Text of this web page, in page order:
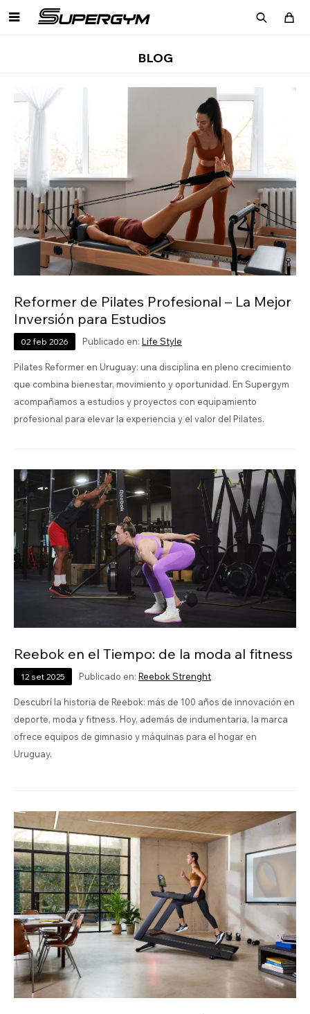

BLOG
Reformer de Pilates Profesional – La Mejor
Inversión para Estudios
02 feb 2026 Publicado en: Life Style
Pilates Reformer en Uruguay: una disciplina en pleno crecimiento
que combina bienestar, movimiento y oportunidad. En Supergym
acompañamos a estudios y proyectos con equipamiento
profesional para elevar la experiencia y el valor del Pilates.
Reebok en el Tiempo: de la moda al fitness
12 set 2025 Publicado en: Reebok Strenght
Descubrí la historia de Reebok: más de 100 años de innovación en
deporte, moda y fitness. Hoy, además de indumentaria, la marca
ofrece equipos de gimnasio y máquinas para el hogar en
Uruguay.